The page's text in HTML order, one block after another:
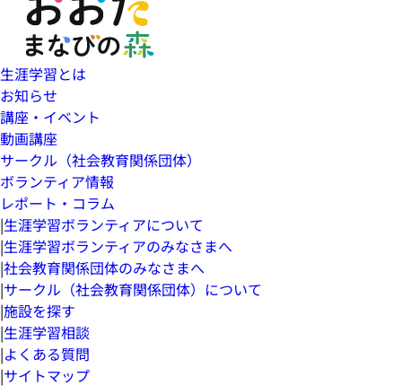
生涯学習とは
お知らせ
講座・イベント
動画講座
サークル（社会教育関係団体）
ボランティア情報
レポート・コラム
|生涯学習ボランティアについて
|生涯学習ボランティアのみなさまへ
|社会教育関係団体のみなさまへ
|サークル（社会教育関係団体）について
|施設を探す
|生涯学習相談
|よくある質問
|サイトマップ